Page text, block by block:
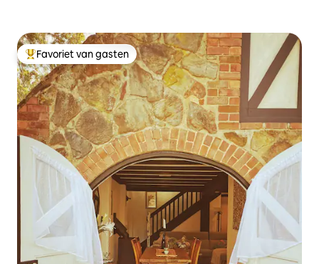
Topfavoriet van gasten
Favoriet van gasten